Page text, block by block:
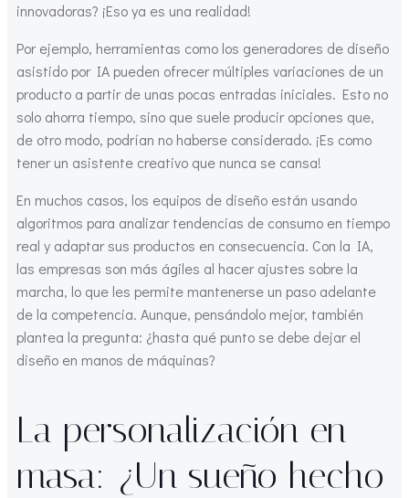
innovadoras? ¡Eso ya es una realidad!
Por ejemplo, herramientas como los generadores de diseño
asistido por IA pueden ofrecer múltiples variaciones de un
producto a partir de unas pocas entradas iniciales. Esto no
solo ahorra tiempo, sino que suele producir opciones que,
de otro modo, podrían no haberse considerado. ¡Es como
tener un asistente creativo que nunca se cansa!
En muchos casos, los equipos de diseño están usando
algoritmos para analizar tendencias de consumo en tiempo
real y adaptar sus productos en consecuencia. Con la IA,
las empresas son más ágiles al hacer ajustes sobre la
marcha, lo que les permite mantenerse un paso adelante
de la competencia. Aunque, pensándolo mejor, también
plantea la pregunta: ¿hasta qué punto se debe dejar el
diseño en manos de máquinas?
La personalización en
masa: ¿Un sueño hecho